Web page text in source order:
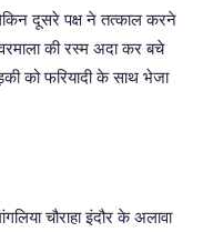
दूसरे पक्ष ने तत्काल करने
की रस्म अदा कर बचे
को फरियादी के साथ भेजा
चौराहा इंदौर के अलावा